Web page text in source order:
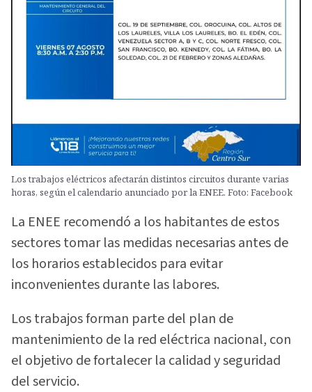
Los trabajos eléctricos afectarán distintos circuitos durante varias
horas, según el calendario anunciado por la ENEE. Foto: Facebook
La ENEE recomendó a los habitantes de estos
sectores tomar las medidas necesarias antes de
los horarios establecidos para evitar
inconvenientes durante las labores.
Los trabajos forman parte del plan de
mantenimiento de la red eléctrica nacional, con
el objetivo de fortalecer la calidad y seguridad
del servicio.